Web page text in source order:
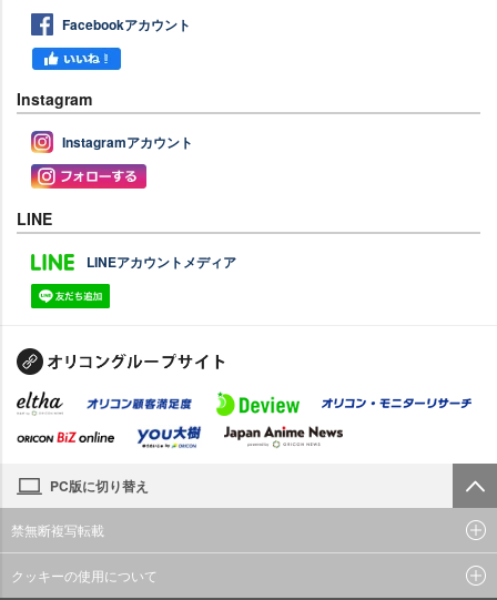
Facebookアカウント
Instagram
Instagramアカウント
LINE
LINEアカウントメディア
PC版に切り替え
禁無断複写転載
クッキーの使用について